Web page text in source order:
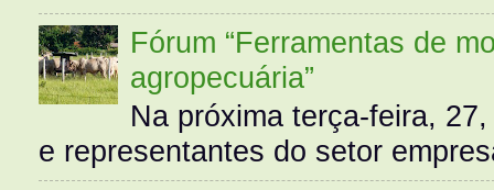
Fórum “Ferramentas de
agropecuária”
Na próxima terça-feira,
e representantes do setor